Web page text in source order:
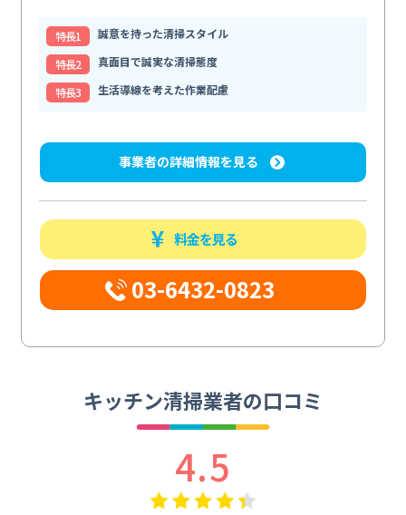
特⻑1
誠意を持った清掃スタイル
特⻑2
真面目で誠実な清掃態度
特⻑3
生活導線を考えた作業配慮
事業者の詳細情報を見る
料金を見る
03-6432-0823
キッチン清掃業者の口コミ
4.5